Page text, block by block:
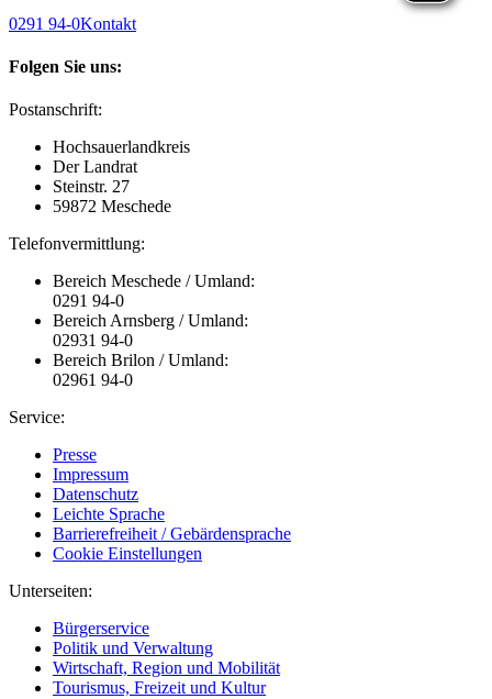
0291 94-0Kontakt
Folgen Sie uns:
Postanschrift:
Hochsauerlandkreis
Der Landrat
Steinstr. 27
59872 Meschede
Telefonvermittlung:
Bereich Meschede / Umland:
0291 94-0
Bereich Arnsberg / Umland:
02931 94-0
Bereich Brilon / Umland:
02961 94-0
Service:
Presse
Impressum
Datenschutz
Leichte Sprache
Barrierefreiheit / Gebärdensprache
Cookie Einstellungen
Unterseiten:
Bürgerservice
Politik und Verwaltung
Wirtschaft, Region und Mobilität
Tourismus, Freizeit und Kultur